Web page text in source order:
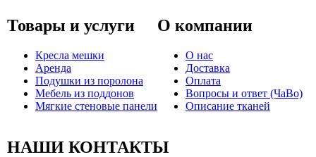
Товары и услуги
Кресла мешки
Аренда
Подушки из поролона
Мебель из поддонов
Мягкие стеновые панели
О компании
О нас
Доставка
Оплата
Вопросы и ответ (ЧаВо)
Описание тканей
НАШИ КОНТАКТЫ